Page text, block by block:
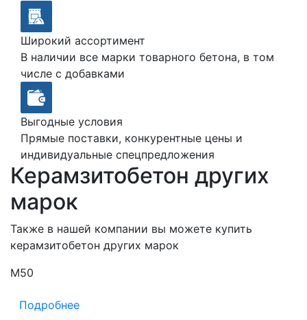
Широкий ассортимент
В наличии все марки товарного бетона, в том
числе с добавками
Выгодные условия
Прямые поставки, конкурентные цены и
индивидуальные спецпредложения
Керамзитобетон других
марок
Также в нашей компании вы можете купить
керамзитобетон других марок
М50
Подробнее